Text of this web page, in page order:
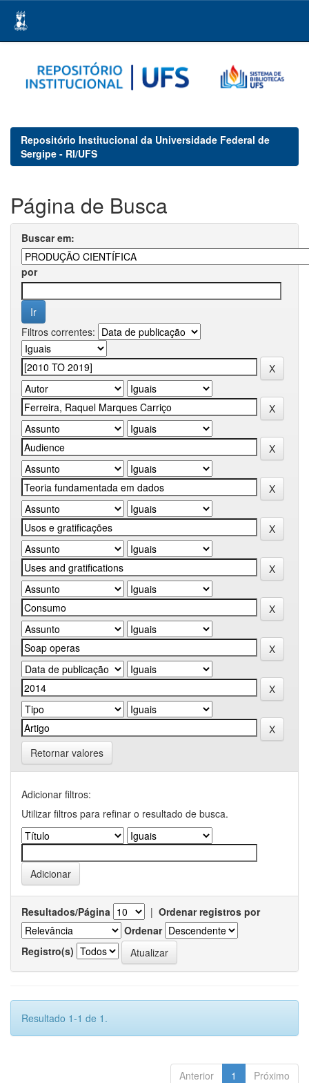
navigation
Repositório Institucional da Universidade Federal de
Sergipe - RI/UFS
Página de Busca
Buscar em:
por
Filtros correntes:
Retornar valores
Adicionar filtros:
Utilizar filtros para refinar o resultado de busca.
Resultados/Página | Ordenar registros por
Ordenar
Registro(s)
Resultado 1-1 de 1.
Anterior 1 Próximo